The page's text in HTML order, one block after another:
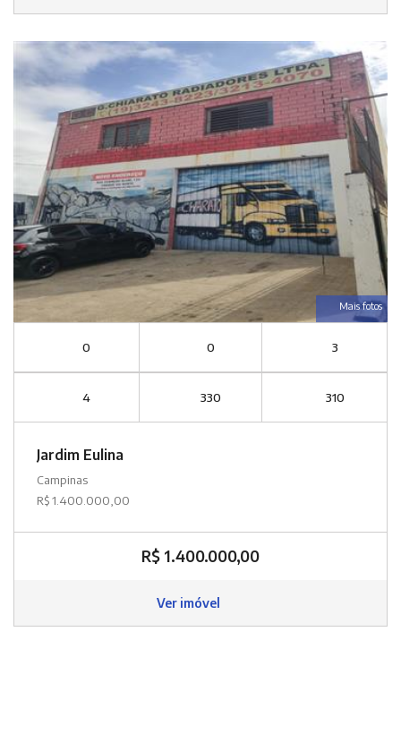
Mais fotos
0 0 3
4 330 310
Jardim Eulina
Campinas
R$ 1.400.000,00
R$ 1.400.000,00
Ver imóvel